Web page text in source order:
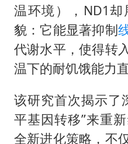
温环境），ND1
貌：它能显著抑制
代谢水平，使得转
温下的耐饥饿能力
该研究首次揭示了
平基因转移”来重
全新进化策略，不